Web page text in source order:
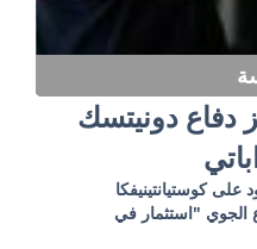
دفاع دونيتسك
على كوستيانتينيفكا
الجوي "استثمار في